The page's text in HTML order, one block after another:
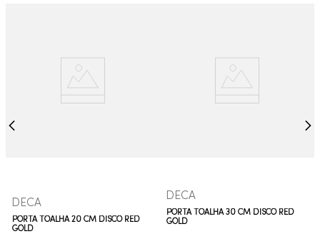
DECA
PORTA TOALHA 20 CM DISCO RED
GOLD
DECA
PORTA TOALHA 30 CM DISCO RED
GOLD